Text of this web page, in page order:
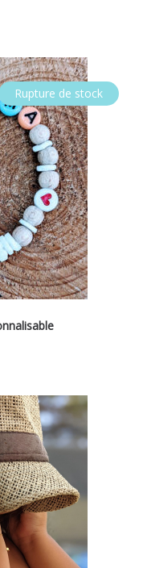
Rupture de stock